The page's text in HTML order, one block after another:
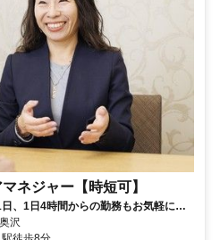
ネジャー【時短可】
、1日4時間からの勤務もお気軽にご
沢